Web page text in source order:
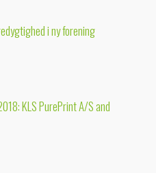
i ny forening
KLS PurePrint A/S and